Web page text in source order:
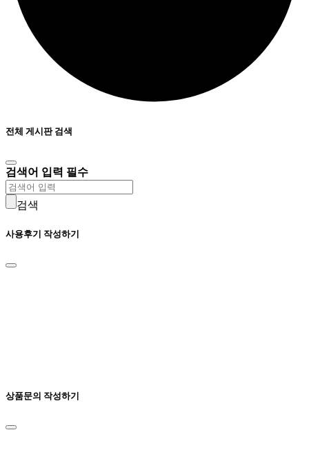
전체 게시판 검색
검색어 입력 필수
검색
사용후기 작성하기
상품문의 작성하기